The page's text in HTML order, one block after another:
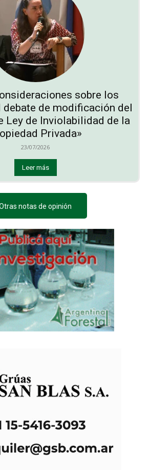
sobre los
debate de modificación del
Ley de Inviolabilidad de la
Privada»
23/07/2026
Leer más
notas de opinión